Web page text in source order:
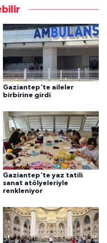
Gaziantep'te aileler
birbirine girdi
Gaziantep'te yaz tatili
sanat atölyeleriyle
renkleniyor